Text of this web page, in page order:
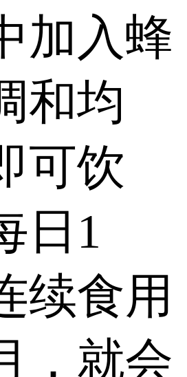
加入蜂
和均
可饮
日1
续食用
，就会